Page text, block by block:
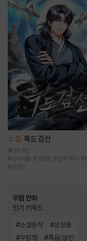
소설 흑도검선
19.8만
#사이다물 #성장물 #검객/무사 #
#먼치킨
무협 만화
인기 키워드
#소설원작 #성장물
#무림맹 #죽음/살인